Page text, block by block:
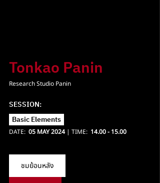
Tonkao Panin
Research Studio Panin
SESSION:
Basic Elements
DATE: 05 MAY 2024 | TIME: 14.00 - 15.00
ชมย้อนหลัง